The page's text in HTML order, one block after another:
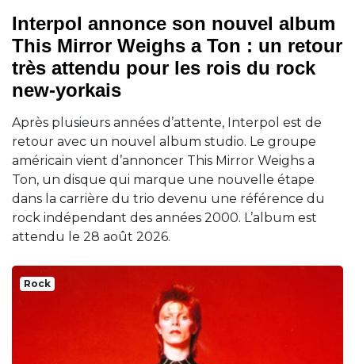
Interpol annonce son nouvel album
This Mirror Weighs a Ton : un retour
très attendu pour les rois du rock
new-yorkais
Après plusieurs années d’attente, Interpol est de
retour avec un nouvel album studio. Le groupe
américain vient d’annoncer This Mirror Weighs a
Ton, un disque qui marque une nouvelle étape
dans la carrière du trio devenu une référence du
rock indépendant des années 2000. L’album est
attendu le 28 août 2026.
Rock